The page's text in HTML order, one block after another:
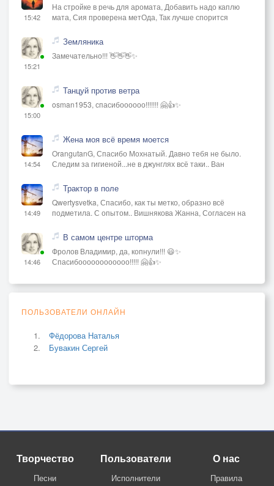
15:42
На стройке в речь для аромата, Добавить надо каплю
мата, Сия проверена метОда, Так лучше спорится
15:21
Земляника
Замечательно!!! 👋👋👋✨
15:00
Танцуй против ветра
osman1953, спасибоооооо!!!!!!! 🤗👍✨
14:54
Жена моя всё время моется
OrangutanG, Спасибо Мохнатый. Давно тебя не было.
Следим за гигиеной...не в джунглях всё таки.. Ван
14:49
Трактор в поле
Qwertysvetka, Спасибо, как ты метко, образно всё
подметила. С опытом.. Вишнякова Жанна, Согласен на
14:46
В самом центре шторма
Фролов Владимир, да, копнули!!! 😃✨
Спасибоооооооооооо!!!!! 🤗👍✨
ПОЛЬЗОВАТЕЛИ ОНЛАЙН
Фёдорова Наталья
Бувакин Сергей
Творчество
Песни
Пользователи
Исполнители
О нас
Правила